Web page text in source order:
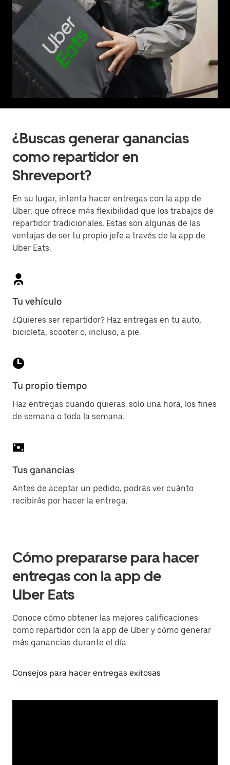
¿Buscas generar ganancias
como repartidor en
Shreveport?
En su lugar, intenta hacer entregas con la app de
Uber, que ofrece más flexibilidad que los trabajos de
repartidor tradicionales. Estas son algunas de las
ventajas de ser tu propio jefe a través de la app de
Uber Eats.
Tu vehículo
¿Quieres ser repartidor? Haz entregas en tu auto,
bicicleta, scooter o, incluso, a pie.
Tu propio tiempo
Haz entregas cuando quieras: solo una hora, los fines
de semana o toda la semana.
Tus ganancias
Antes de aceptar un pedido, podrás ver cuánto
recibirás por hacer la entrega.
Cómo prepararse para hacer
entregas con la app de
Uber Eats
Conoce cómo obtener las mejores calificaciones
como repartidor con la app de Uber y cómo generar
más ganancias durante el día.
Consejos para hacer entregas exitosas